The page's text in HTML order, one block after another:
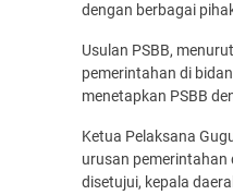
dengan berbagai
Usulan PSBB,
pemerintahan di
menetapkan PSBB
Ketua Pelaksana
urusan pemerintahan
disetujui, kepala